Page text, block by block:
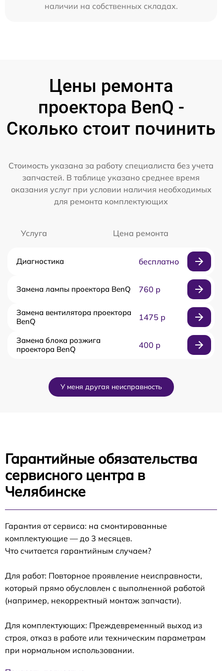
наличии на собственных складах.
Цены ремонта
проектора BenQ -
Сколько стоит починить
Стоимость указана за работу специалиста без учета
запчастей. В таблице указано среднее время
оказания услуг при условии наличия необходимых
для ремонта комплектующих
Услуга Цена ремонта
Диагностика бесплатно
Замена лампы проектора BenQ 760 р
Замена вентилятора проектора
BenQ
1475 р
Замена блока розжига
проектора BenQ
400 р
У меня другая неисправность
Гарантийные обязательства
сервисного центра в
Челябинске
Гарантия от сервиса: на смонтированные
комплектующие — до 3 месяцев.
Что считается гарантийным случаем?
Для работ: Повторное проявление неисправности,
который прямо обусловлен с выполненной работой
(например, некорректный монтаж запчасти).
Для комплектующих: Преждевременный выход из
строя, отказ в работе или техническим параметрам
при нормальном использовании.